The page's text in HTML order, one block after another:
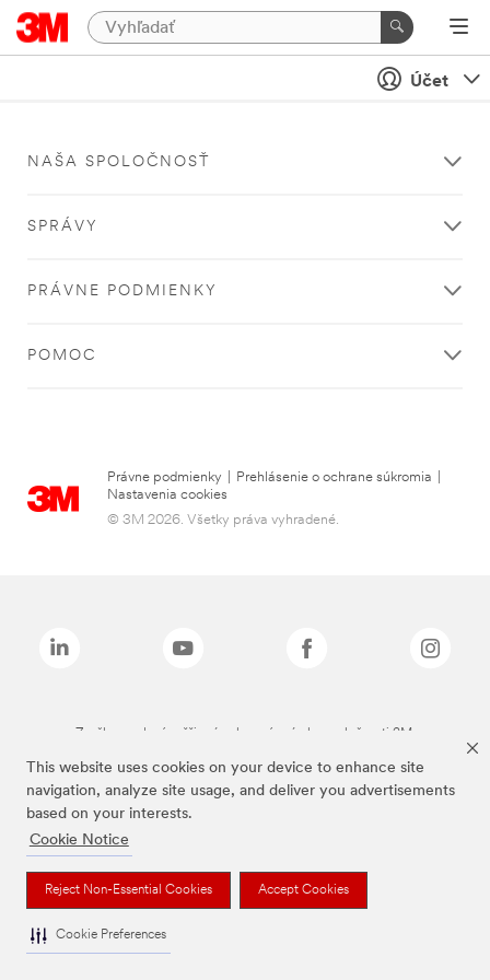
This website uses cookies on your device to enhance site
navigation, analyze site usage, and deliver you advertisements
based on your interests.
Cookie Notice
Reject Non-Essential Cookies Accept Cookies
Cookie Preferences
Účet
NAŠA SPOLOČNOSŤ
SPRÁVY
PRÁVNE PODMIENKY
POMOC
Právne podmienky Prehlásenie o ochrane súkromia
Nastavenia cookies
© 3M 2026. Všetky práva vyhradené.
Značky uvedené vyššie sú ochranné známky spoločnosti 3M.